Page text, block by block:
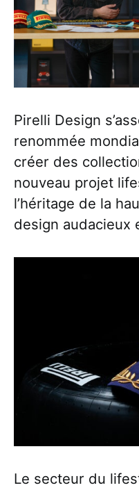
Pirelli Design
renommée
créer des
nouveau projet
l’héritage de la
design audacieux
Le secteur du